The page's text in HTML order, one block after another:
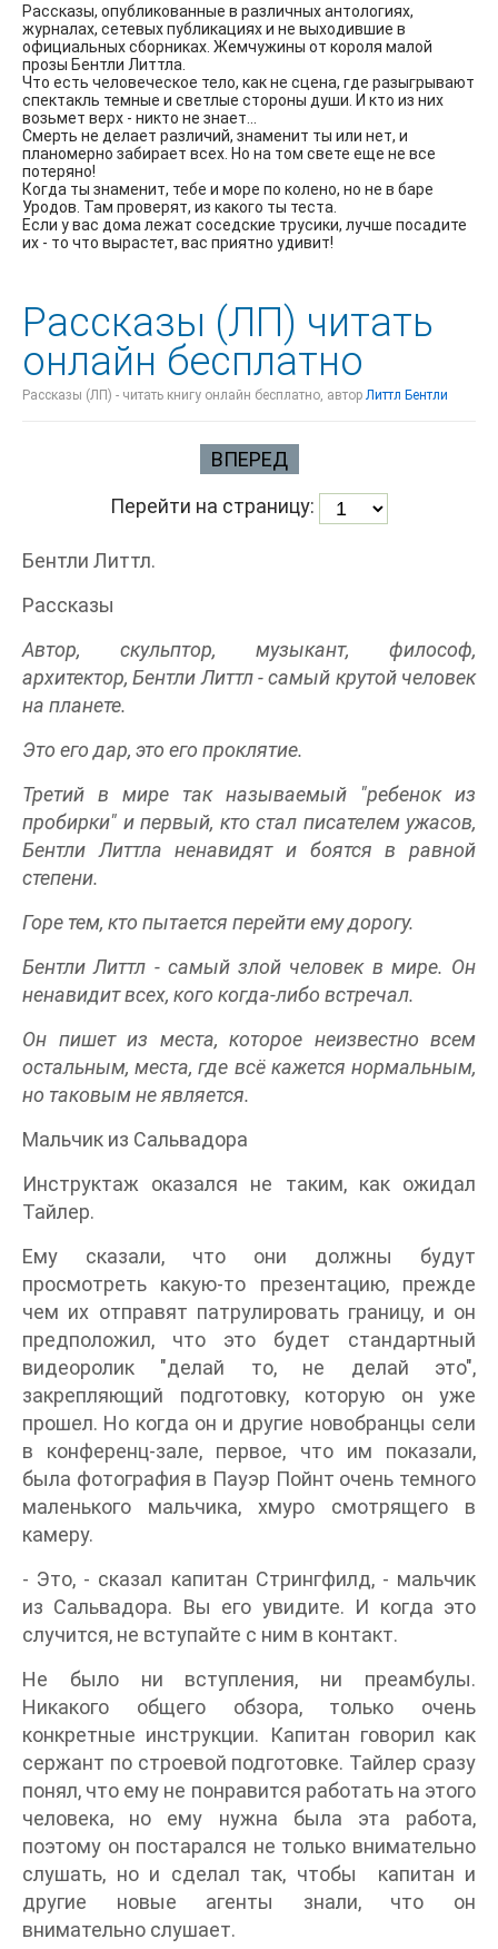
Рассказы, опубликованные в различных антологиях,
журналах, сетевых публикациях и не выходившие в
официальных сборниках. Жемчужины от короля малой
прозы Бентли Литтла.
Что есть человеческое тело, как не сцена, где разыгрывают
спектакль темные и светлые стороны души. И кто из них
возьмет верх - никто не знает...
Смерть не делает различий, знаменит ты или нет, и
планомерно забирает всех. Но на том свете еще не все
потеряно!
Когда ты знаменит, тебе и море по колено, но не в баре
Уродов. Там проверят, из какого ты теста.
Если у вас дома лежат соседские трусики, лучше посадите
их - то что вырастет, вас приятно удивит!
Рассказы (ЛП) читать
онлайн бесплатно
Рассказы (ЛП) - читать книгу онлайн бесплатно, автор Литтл Бентли
ВПЕРЕД
Перейти на страницу:
Бентли Литтл.
Рассказы
Автор, скульптор, музыкант, философ,
архитектор, Бентли Литтл - самый крутой человек
на планете.
Это его дар, это его проклятие.
Третий в мире так называемый "ребенок из
пробирки" и первый, кто стал писателем ужасов,
Бентли Литтла ненавидят и боятся в равной
степени.
Горе тем, кто пытается перейти ему дорогу.
Бентли Литтл - самый злой человек в мире. Он
ненавидит всех, кого когда-либо встречал.
Он пишет из места, которое неизвестно всем
остальным, места, где всё кажется нормальным,
но таковым не является.
Мальчик из Сальвадора
Инструктаж оказался не таким, как ожидал
Тайлер.
Ему сказали, что они должны будут
просмотреть какую-то презентацию, прежде
чем их отправят патрулировать границу, и он
предположил, что это будет стандартный
видеоролик "делай то, не делай это",
закрепляющий подготовку, которую он уже
прошел. Но когда он и другие новобранцы сели
в конференц-зале, первое, что им показали,
была фотография в Пауэр Пойнт очень темного
маленького мальчика, хмуро смотрящего в
камеру.
- Это, - сказал капитан Стрингфилд, - мальчик
из Сальвадора. Вы его увидите. И когда это
случится, не вступайте с ним в контакт.
Не было ни вступления, ни преамбулы.
Никакого общего обзора, только очень
конкретные инструкции. Капитан говорил как
сержант по строевой подготовке. Тайлер сразу
понял, что ему не понравится работать на этого
человека, но ему нужна была эта работа,
поэтому он постарался не только внимательно
слушать, но и сделал так, чтобы капитан и
другие новые агенты знали, что он
внимательно слушает.